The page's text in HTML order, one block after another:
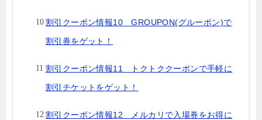
割引クーポン情報10 GROUPON(グルーポン)で
割引券をゲット！
割引クーポン情報11 トクトククーポンで手軽に
割引チケットをゲット！
割引クーポン情報12 メルカリで入場券をお得に